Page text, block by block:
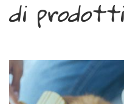
prodotti